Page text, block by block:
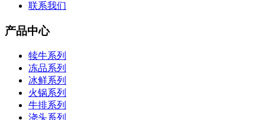
联系我们
产品中心
犊牛系列
冻品系列
冰鲜系列
火锅系列
牛排系列
浇头系列